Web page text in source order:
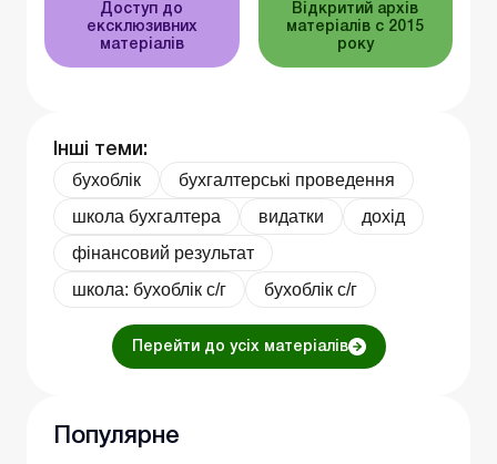
Доступ до
ексклюзивних
матеріалів
Відкритий архів
матеріалів c 2015
року
Інші теми:
бухоблік
бухгалтерські проведення
школа бухгалтера
видатки
дохід
фінансовий результат
школа: бухоблік с/г
бухоблік с/г
Перейти до усіх матеріалів
Популярне